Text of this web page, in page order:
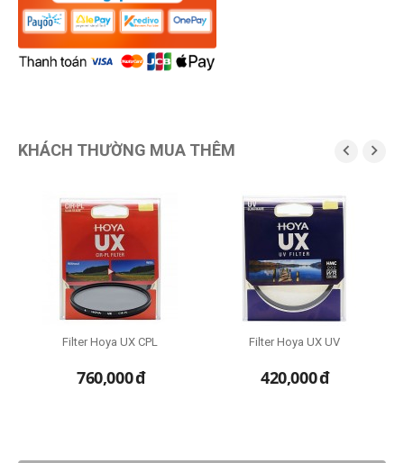
KHÁCH THƯỜNG MUA THÊM  
Filter Hoya UX CPL
760,000đ
Filter Hoya UX UV
420,000đ